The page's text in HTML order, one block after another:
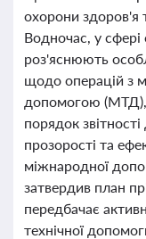
охорони здоров'я
Водночас, у
роз'яснюють
щодо операцій з
допомогою (МТД),
порядок
прозорості та
міжнародної
затвердив план
передбачає
технічної